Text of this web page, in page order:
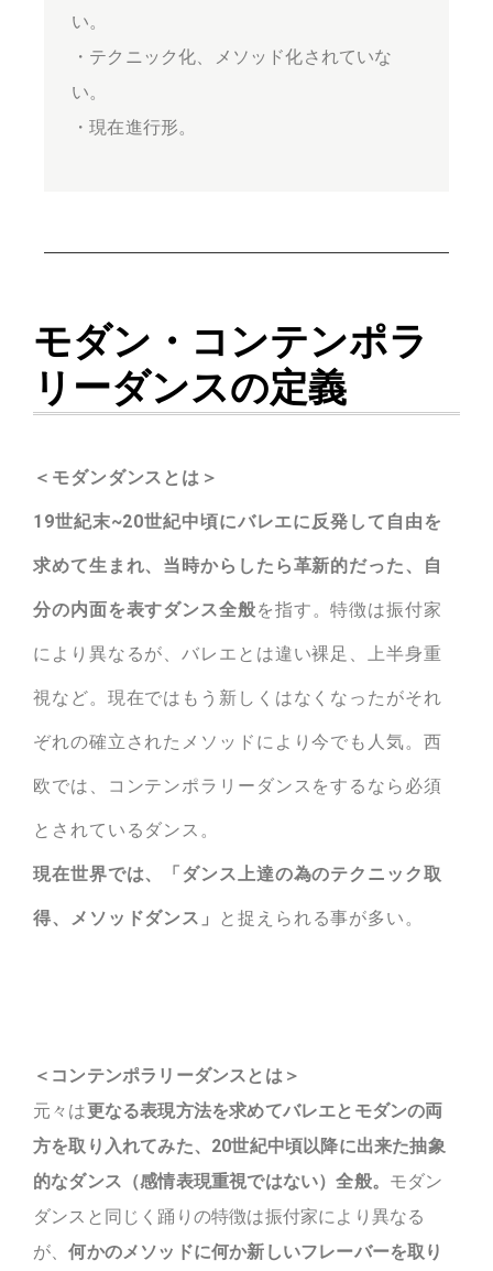
い。
・テクニック化、メソッド化されていな
い。
・現在進行形。
モダン・コンテンポラ
リーダンスの定義
＜モダンダンスとは＞
19世紀末~20世紀中頃にバレエに反発して自由を
求めて生まれ、当時からしたら革新的だった、自
分の内面を表すダンス全般を指す。特徴は振付家
により異なるが、バレエとは違い裸足、上半身重
視など。現在ではもう新しくはなくなったがそれ
ぞれの確立されたメソッドにより今でも人気。西
欧では、コンテンポラリーダンスをするなら必須
とされているダンス。
現在世界では、「ダンス上達の為のテクニック取
得、メソッドダンス」 と捉えられる事が多い。
＜コンテンポラリーダンスとは＞
元々は更なる表現方法を求めてバレエとモダンの両
方を取り入れてみた、20世紀中頃以降に出来た抽象
的なダンス（感情表現重視ではない）全般。 モダン
ダンスと同じく踊りの特徴は振付家により異なる
が、何かのメソッドに何か新しいフレーバーを取り